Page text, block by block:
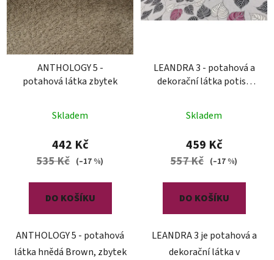
ANTHOLOGY 5 -
potahová látka zbytek
Skladem
442 Kč
535 Kč (–17 %)
DO KOŠÍKU
ANTHOLOGY 5 - potahová
látka hnědá Brown, zbytek
LEANDRA 3 - potahová a
dekorační látka potisk
Skladem
459 Kč
557 Kč (–17 %)
DO KOŠÍKU
LEANDRA 3 je potahová a
dekorační látka v